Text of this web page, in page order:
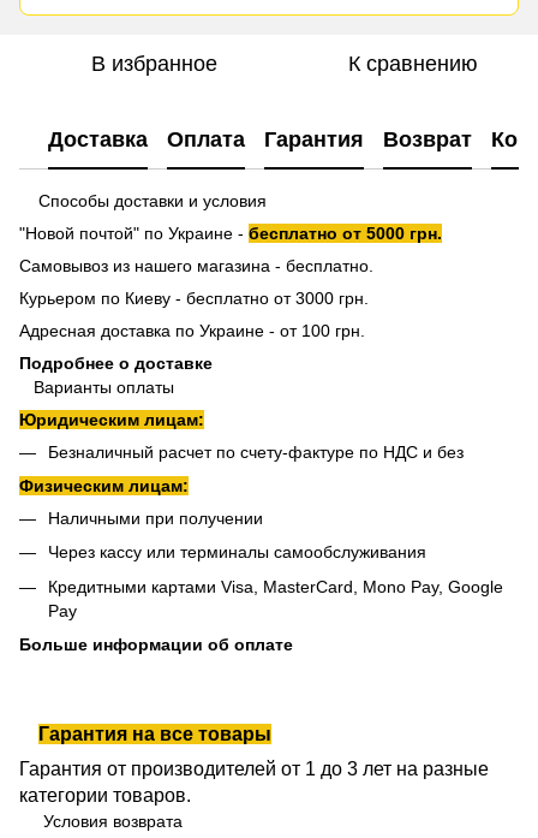
В избранное К сравнению
Доставка Оплата Гарантия Возврат
Способы доставки и условия
"Новой почтой" по Украине - бесплатно от 5000 грн.
Самовывоз из нашего магазина - бесплатно.
Курьером по Киеву - бесплатно от 3000 грн.
Адресная доставка по Украине - от 100 грн.
Подробнее о доставке
Варианты оплаты
Юридическим лицам:
Безналичный расчет по счету-фактуре по НДС и без
Физическим лицам:
Наличными при получении
Через кассу или терминалы самообслуживания
Кредитными картами Visa, MasterCard, Mono Pay, Google
Pay
Больше информации об оплате
Гарантия на все товары
Гарантия от производителей от 1 до 3 лет на разные
категории товаров.
Условия возврата